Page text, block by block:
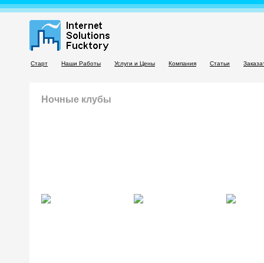
Старт Наши Работы Услуги и Цены Компания Статьи
Ночные клубы